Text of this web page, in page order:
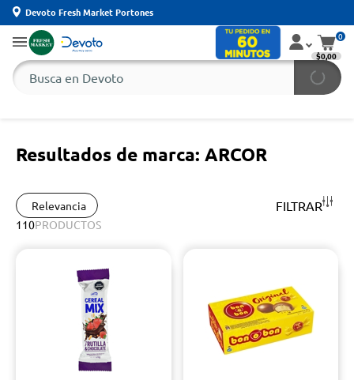
Devoto Fresh Market Portones
0
$0,00
Resultados de marca: ARCOR
Relevancia FILTRAR
110PRODUCTOS